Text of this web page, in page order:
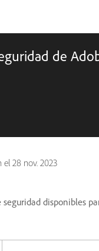
de
el 28 nov. 2023
disponibles